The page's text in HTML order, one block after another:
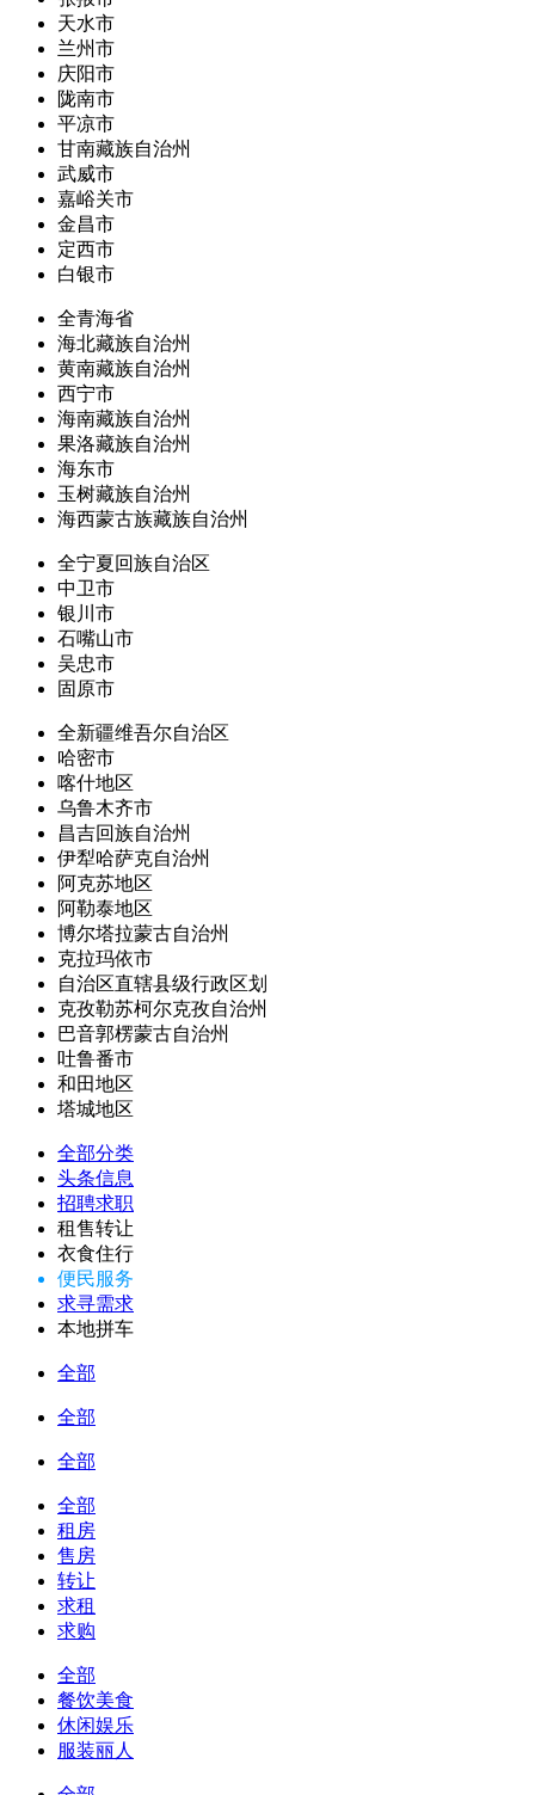
天水市
兰州市
庆阳市
陇南市
平凉市
甘南藏族自治州
武威市
嘉峪关市
金昌市
定西市
白银市
全青海省
海北藏族自治州
黄南藏族自治州
西宁市
海南藏族自治州
果洛藏族自治州
海东市
玉树藏族自治州
海西蒙古族藏族自治州
全宁夏回族自治区
中卫市
银川市
石嘴山市
吴忠市
固原市
全新疆维吾尔自治区
哈密市
喀什地区
乌鲁木齐市
昌吉回族自治州
伊犁哈萨克自治州
阿克苏地区
阿勒泰地区
博尔塔拉蒙古自治州
克拉玛依市
自治区直辖县级行政区划
克孜勒苏柯尔克孜自治州
巴音郭楞蒙古自治州
吐鲁番市
和田地区
塔城地区
全部分类
头条信息
招聘求职
租售转让
衣食住行
便民服务
求寻需求
本地拼车
全部
全部
全部
全部
租房
售房
转让
求租
求购
全部
餐饮美食
休闲娱乐
服装丽人